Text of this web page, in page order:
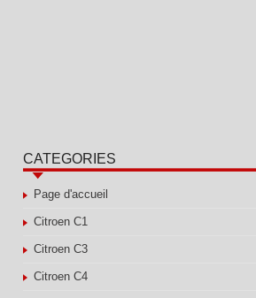
CATEGORIES
Page d'accueil
Citroen C1
Citroen C3
Citroen C4